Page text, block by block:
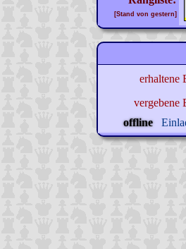
[Stand von gestern]
erhaltene
vergebene
offline